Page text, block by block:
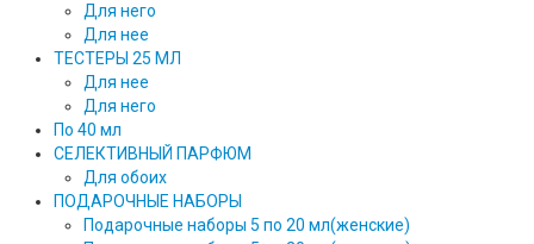
Для него
Для нее
ТЕСТЕРЫ 25 МЛ
Для нее
Для него
По 40 мл
СЕЛЕКТИВНЫЙ ПАРФЮМ
Для обоих
ПОДАРОЧНЫЕ НАБОРЫ
Подарочные наборы 5 по 20 мл(женские)